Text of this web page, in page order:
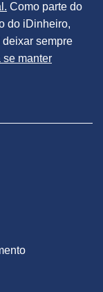
Como parte do
do iDinheiro,
sempre
se manter